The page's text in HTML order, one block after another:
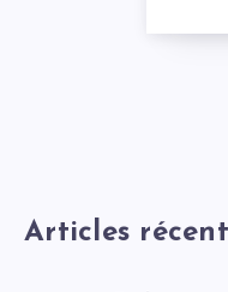
Articles